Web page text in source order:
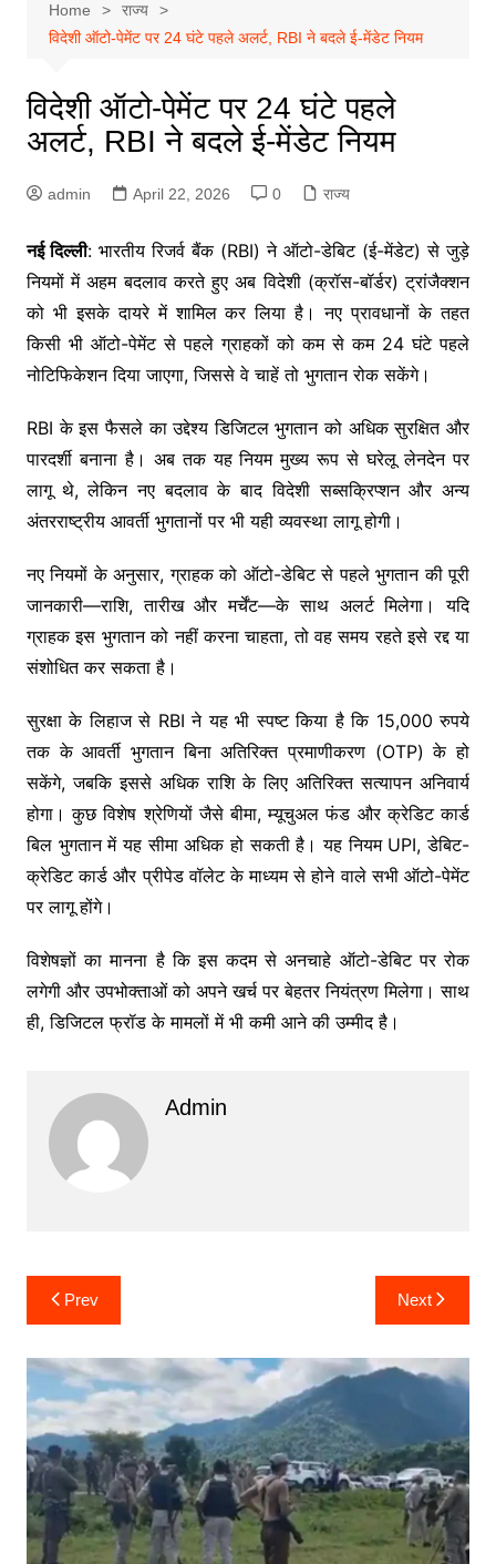
Home
राज्य
विदेशी ऑटो-पेमेंट पर 24 घंटे पहले अलर्ट, RBI ने बदले ई-मेंडेट नियम
विदेशी ऑटो-पेमेंट पर 24 घंटे पहले
अलर्ट, RBI ने बदले ई-मेंडेट नियम
admin April 22, 2026 0 राज्य
नई दिल्ली: भारतीय रिजर्व बैंक (RBI) ने ऑटो-डेबिट (ई-मेंडेट) से जुड़े
नियमों में अहम बदलाव करते हुए अब विदेशी (क्रॉस-बॉर्डर) ट्रांजैक्शन
को भी इसके दायरे में शामिल कर लिया है। नए प्रावधानों के तहत
किसी भी ऑटो-पेमेंट से पहले ग्राहकों को कम से कम 24 घंटे पहले
नोटिफिकेशन दिया जाएगा, जिससे वे चाहें तो भुगतान रोक सकेंगे।
RBI के इस फैसले का उद्देश्य डिजिटल भुगतान को अधिक सुरक्षित और
पारदर्शी बनाना है। अब तक यह नियम मुख्य रूप से घरेलू लेनदेन पर
लागू थे, लेकिन नए बदलाव के बाद विदेशी सब्सक्रिप्शन और अन्य
अंतरराष्ट्रीय आवर्ती भुगतानों पर भी यही व्यवस्था लागू होगी।
नए नियमों के अनुसार, ग्राहक को ऑटो-डेबिट से पहले भुगतान की पूरी
जानकारी—राशि, तारीख और मर्चेंट—के साथ अलर्ट मिलेगा। यदि
ग्राहक इस भुगतान को नहीं करना चाहता, तो वह समय रहते इसे रद्द या
संशोधित कर सकता है।
सुरक्षा के लिहाज से RBI ने यह भी स्पष्ट किया है कि 15,000 रुपये
तक के आवर्ती भुगतान बिना अतिरिक्त प्रमाणीकरण (OTP) के हो
सकेंगे, जबकि इससे अधिक राशि के लिए अतिरिक्त सत्यापन अनिवार्य
होगा। कुछ विशेष श्रेणियों जैसे बीमा, म्यूचुअल फंड और क्रेडिट कार्ड
बिल भुगतान में यह सीमा अधिक हो सकती है। यह नियम UPI, डेबिट-
क्रेडिट कार्ड और प्रीपेड वॉलेट के माध्यम से होने वाले सभी ऑटो-पेमेंट
पर लागू होंगे।
विशेषज्ञों का मानना है कि इस कदम से अनचाहे ऑटो-डेबिट पर रोक
लगेगी और उपभोक्ताओं को अपने खर्च पर बेहतर नियंत्रण मिलेगा। साथ
ही, डिजिटल फ्रॉड के मामलों में भी कमी आने की उम्मीद है।
Admin
Post
navigation
Prev Next